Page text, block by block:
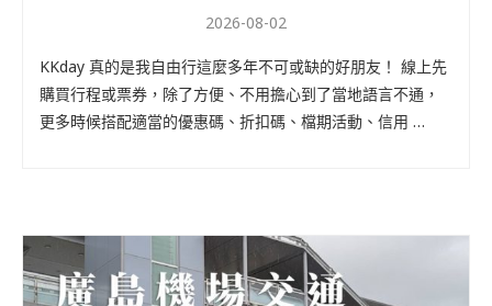
2026-08-02
KKday 真的是我自由行這麼多年不可或缺的好朋友！ 線上先
購買行程或票券，除了方便、不用擔心到了當地語言不通，
更多時候搭配適當的優惠碼、折扣碼、檔期活動、信用 …